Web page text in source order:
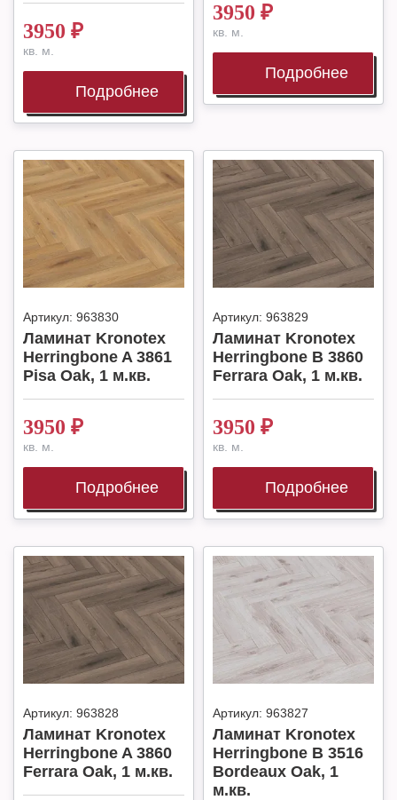
3950 ₽
кв. м.
Подробнее
3950 ₽
кв. м.
Подробнее
Артикул: 963830
Ламинат Kronotex
Herringbone A 3861
Pisa Oak, 1 м.кв.
3950 ₽
кв. м.
Подробнее
Артикул: 963829
Ламинат Kronotex
Herringbone B 3860
Ferrara Oak, 1 м.кв.
3950 ₽
кв. м.
Подробнее
Артикул: 963828
Ламинат Kronotex
Herringbone A 3860
Ferrara Oak, 1 м.кв.
Артикул: 963827
Ламинат Kronotex
Herringbone B 3516
Bordeaux Oak, 1
м.кв.